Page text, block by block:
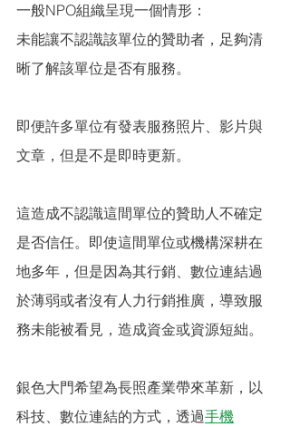
一般NPO組織呈現一個情形：
未能讓不認識該單位的贊助者，足夠清
晰了解該單位是否有服務。
即便許多單位有發表服務照片、影片與
文章，但是不是即時更新。
這造成不認識這間單位的贊助人不確定
是否信任。即使這間單位或機構深耕在
地多年，但是因為其行銷、數位連結過
於薄弱或者沒有人力行銷推廣，導致服
務未能被看見，造成資金或資源短絀。
銀色大門希望為長照產業帶來革新，以
科技、數位連結的方式，透過手機